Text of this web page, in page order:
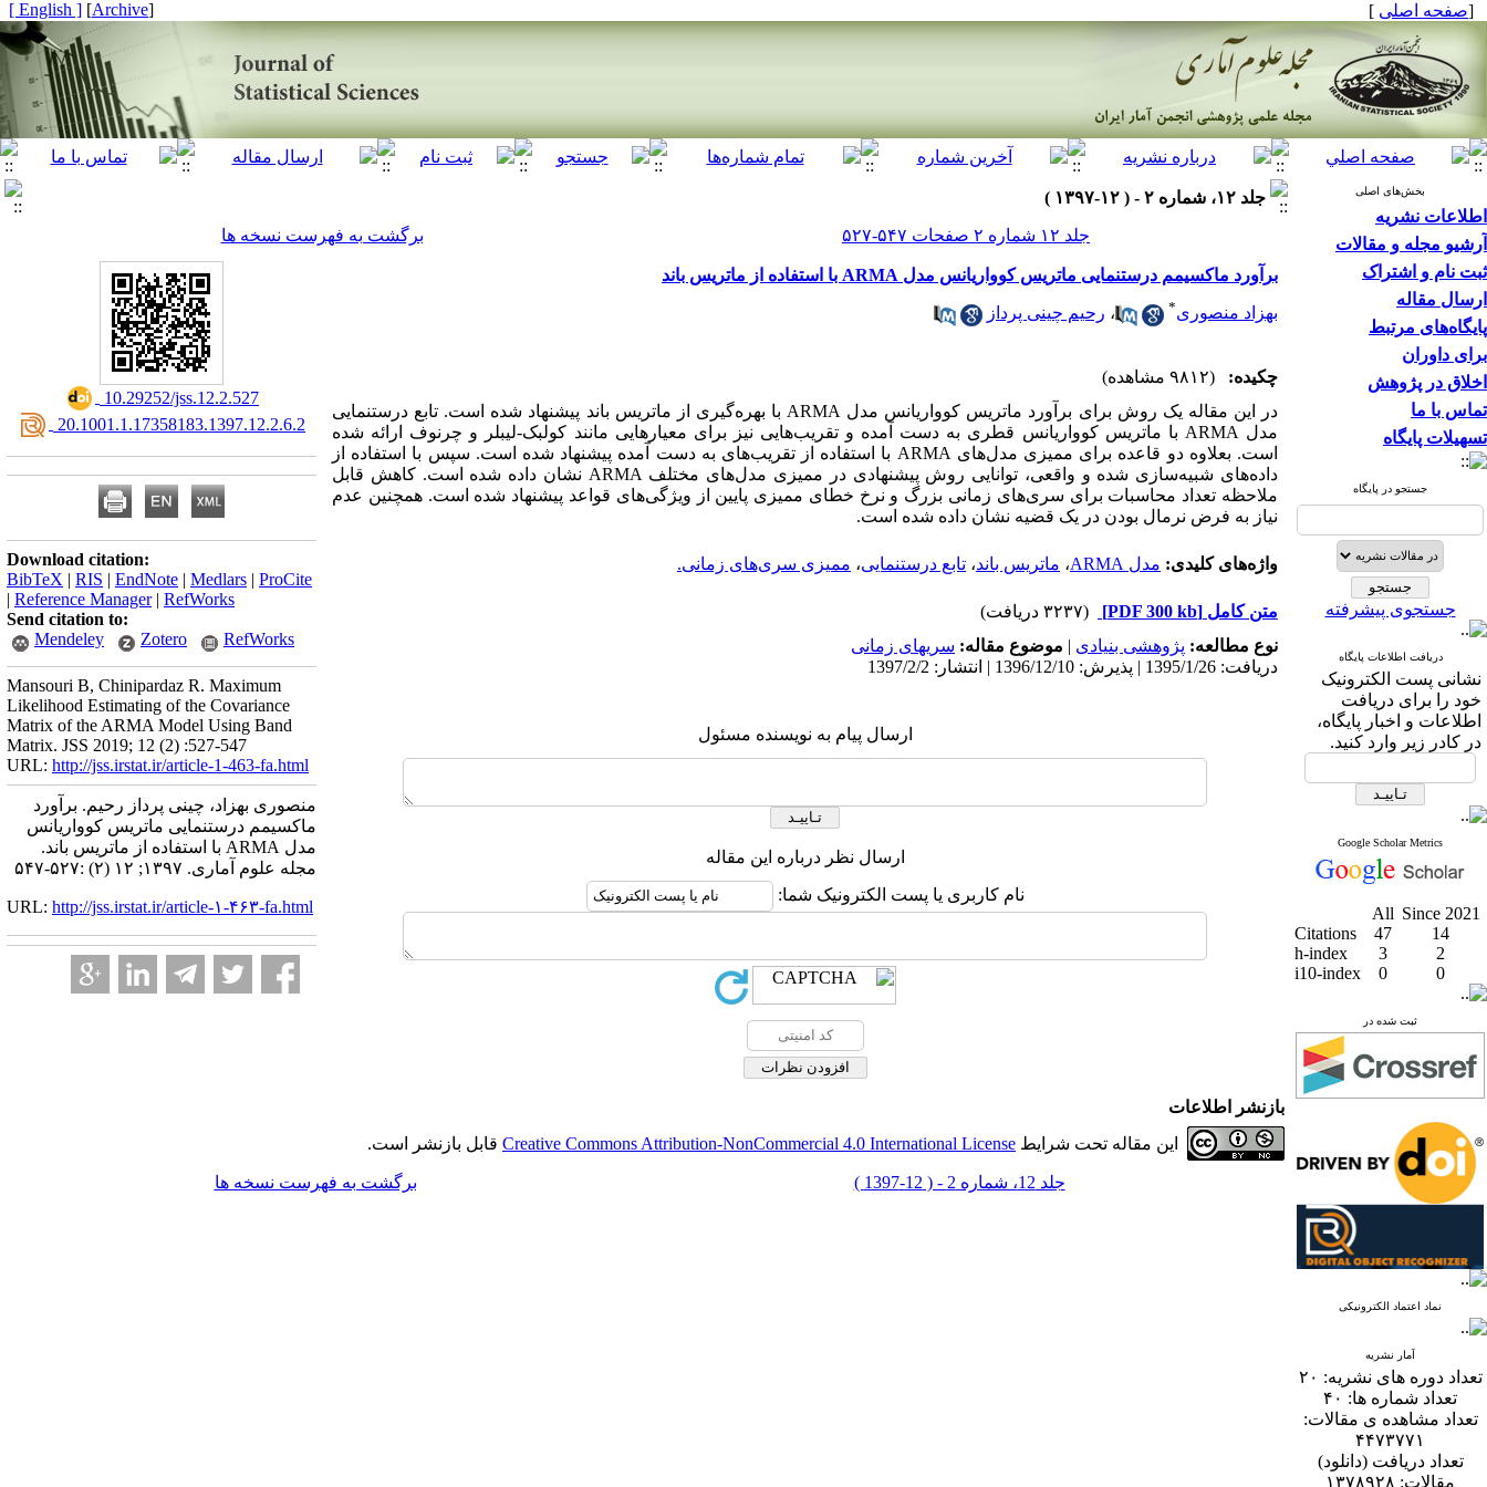
[صفحه اصلی ]
[
Archive
]
[ English ]
بخش‌های اصلی
اطلاعات نشریه
آرشیو مجله و مقالات
ثبت نام و اشتراک
ارسال مقاله
پایگاه‌های مرتبط
برای داوران
اخلاق در پژوهش
تماس با ما
تسهیلات پایگاه
جستجو در پایگاه
جستجوی پیشرفته
دریافت اطلاعات پایگاه
نشانی پست الکترونیک
خود را برای دریافت
اطلاعات و اخبار پایگاه،
در کادر زیر وارد کنید.
Google Scholar Metrics
All Since 2021
Citations
47
14
h-index
3
2
i10-index
0 0
ثبت شده در
نماد اعتماد الکترونیکی
آمار نشریه
تعداد دوره های نشریه: ۲۰
تعداد شماره ها: ۴۰
تعداد مشاهده ی مقالات:
۴۴۷۳۷۷۱
تعداد دریافت (دانلود)
مقالات: ۱۳۷۸۹۲۸
جلد ۱۲، شماره ۲ - ( ۱۲-۱۳۹۷ )
جلد ۱۲ شماره ۲ صفحات ۵۴۷-۵۲۷
برگشت به فهرست نسخه ها
برآورد ماکسیمم درستنمایی ماتریس کوواریانس مدل ARMA با استفاده از ماتریس باند
بهزاد منصوری* ، رحیم چینی پرداز
چکیده:
(۹۸۱۲ مشاهده)
در این مقاله یک روش برای برآورد ماتریس کوواریانس مدل ARMA با بهره‌گیری از ماتریس باند پیشنهاد شده است. تابع درستنمایی
مدل ARMA با ماتریس کوواریانس قطری به دست آمده و تقریب‌هایی نیز برای معیارهایی مانند کولبک-لیبلر و چرنوف ارائه شده
است. بعلاوه دو قاعده برای ممیزی مدل‌های ARMA با استفاده از تقریب‌های به دست آمده پیشنهاد شده است. سپس با استفاده از
داده‌های شبیه‌سازی شده و واقعی، توانایی روش پیشنهادی در ممیزی مدل‌های مختلف ARMA نشان داده شده است. کاهش قابل
ملاحظه تعداد محاسبات برای سری‌های زمانی بزرگ و نرخ خطای ممیزی پایین از ویژگی‌های قواعد پیشنهاد شده است. همچنین عدم
نیاز به فرض نرمال بودن در یک قضیه نشان داده شده است.
واژه‌های کلیدی: مدل ARMA ، ماتریس باند، تابع درستنمایی، ممیزی سری‌های زمانی.
متن کامل [PDF 300 kb]
(۳۲۳۷ دریافت)
نوع مطالعه: پژوهشی بنیادی | موضوع مقاله: سریهای زمانی
دریافت: 1395/1/26 | پذیرش: 1396/12/10 | انتشار: 1397/2/2
ارسال پیام به نویسنده مسئول
ارسال نظر درباره این مقاله
نام کاربری یا پست الکترونیک شما:
‎ 10.29252/jss.12.2.527
‎ 20.1001.1.17358183.1397.12.2.6.2
Download citation:
BibTeX | RIS | EndNote | Medlars | ProCite
| Reference Manager| RefWorks
Send citation to:
Mendeley
Zotero RefWorks
Mansouri B, Chinipardaz R. Maximum
Likelihood Estimating of the Covariance
Matrix of the ARMA Model Using Band
Matrix. JSS 2019; 12 (2) :527-547
URL: http://jss.irstat.ir/article-1-463-fa.html
منصوری بهزاد، چینی پرداز رحیم. برآورد
ماکسیمم درستنمایی ماتریس کوواریانس
مدل ARMA با استفاده از ماتریس باند.
مجله علوم آماری. ۱۳۹۷; ۱۲ (۲) :۵۲۷-۵۴۷
URL: http://jss.irstat.ir/article-۱-۴۶۳-fa.html
بازنشر اطلاعات
این مقاله تحت شرایط Creative Commons Attribution-NonCommercial 4.0 International License قابل بازنشر است.
جلد 12، شماره 2 - ( 12-1397 ) برگشت به فهرست نسخه ها